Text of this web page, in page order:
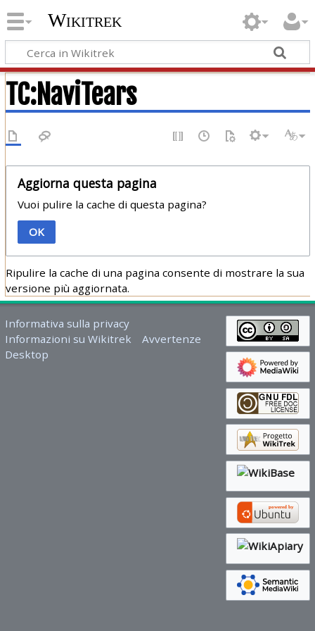
Wikitrek
TC:NaviTears
Aggiorna questa pagina
Vuoi pulire la cache di questa pagina?
OK
Ripulire la cache di una pagina consente di mostrare la sua
versione più aggiornata.
Informativa sulla privacy
Informazioni su Wikitrek
Avvertenze
Desktop